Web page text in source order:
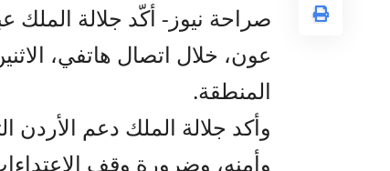
صراحة نيوز- أكّد جلالة الملك
عون، خلال اتصال هاتفي،
المنطقة.
وأكد جلالة الملك دعم الأردن
وأمنه، وضرورة وقف